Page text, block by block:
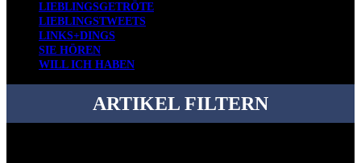
LIEBLINGSGETRÖTE
LIEBLINGSTWEETS
LINKS+DINGS
SIE HÖREN
WILL ICH HABEN
ARTIKEL FILTERN